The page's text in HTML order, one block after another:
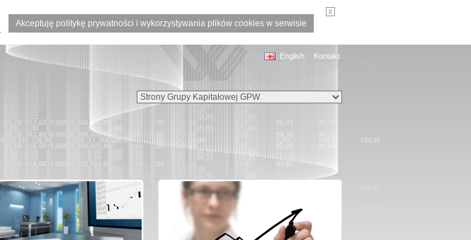
Akceptuję politykę prywatności i wykorzystywania plików cookies w serwisie
English Kontakt